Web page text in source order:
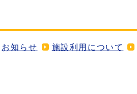
お知らせ 施設利用について